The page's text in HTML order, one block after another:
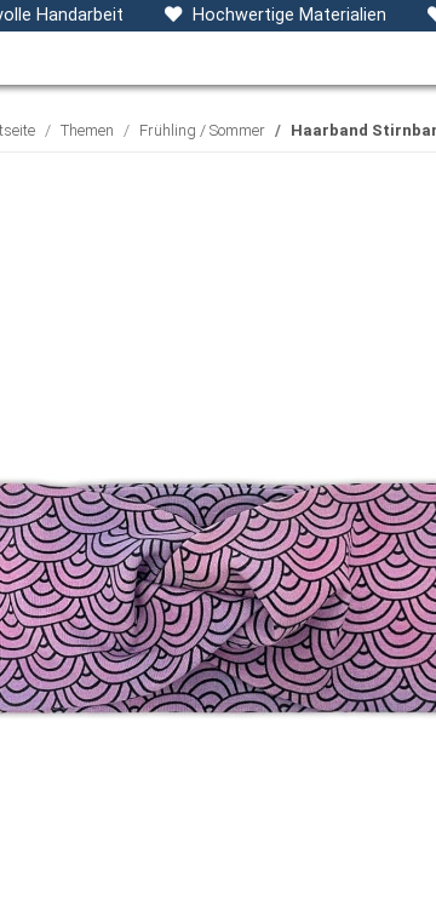
Handarbeit Hochwertige Materialien
Accessoires Decken,
Themen Frühling / Sommer Haarband